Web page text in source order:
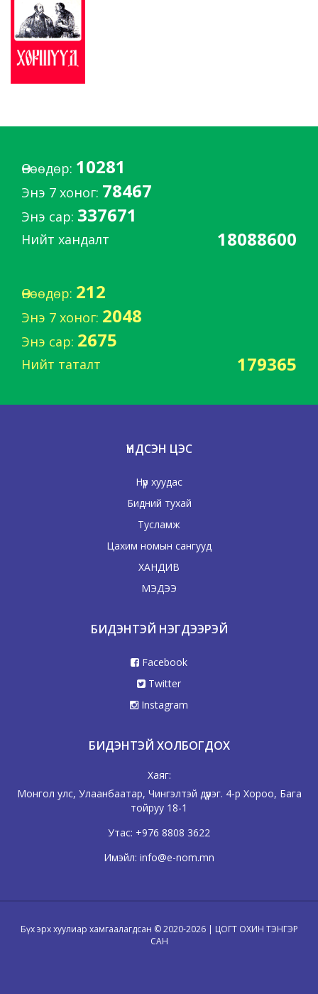
Өнөөдөр: 10281
Энэ 7 хоног: 78467
Энэ сар: 337671
Нийт хандалт 18088600
Өнөөдөр: 212
Энэ 7 хоног: 2048
Энэ сар: 2675
Нийт таталт 179365
ҮНДСЭН ЦЭС
Нүүр хуудас
Бидний тухай
Тусламж
Цахим номын сангууд
ХАНДИВ
МЭДЭЭ
БИДЭНТЭЙ НЭГДЭЭРЭЙ
Facebook
Twitter
Instagram
БИДЭНТЭЙ ХОЛБОГДОХ
Хаяг:
Монгол улс, Улаанбаатар, Чингэлтэй дүүрэг. 4-р Хороо, Бага
тойруу 18-1
Утас: +976 8808 3622
Имэйл: info@e-nom.mn
Бүх эрх хуулиар хамгаалагдсан © 2020-2026 | ЦОГТ ОХИН ТЭНГЭР
САН